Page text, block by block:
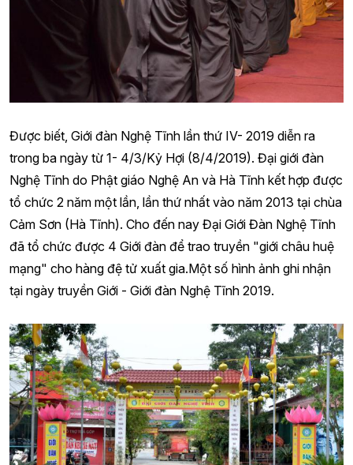
Được biết, Giới đàn Nghệ Tĩnh lần thứ IV- 2019 diễn ra
trong ba ngày từ 1- 4/3/Kỷ Hợi (8/4/2019). Đại giới đàn
Nghệ Tĩnh do Phật giáo Nghệ An và Hà Tĩnh kết hợp được
tổ chức 2 năm một lần, lần thứ nhất vào năm 2013 tại chùa
Cảm Sơn (Hà Tĩnh). Cho đến nay Đại Giới Đàn Nghệ Tĩnh
đã tổ chức được 4 Giới đàn để trao truyền "giới châu huệ
mạng" cho hàng đệ tử xuất gia.Một số hình ảnh ghi nhận
tại ngày truyền Giới - Giới đàn Nghệ Tĩnh 2019.